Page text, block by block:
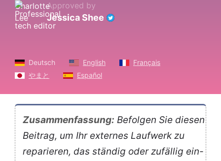
Approved by
Jessica Shee
Deutsch English
Français
やまと
Español
Zusammenfassung: Befolgen Sie diesen
Beitrag, um Ihr externes Laufwerk zu
reparieren, das ständig oder zufällig ein-